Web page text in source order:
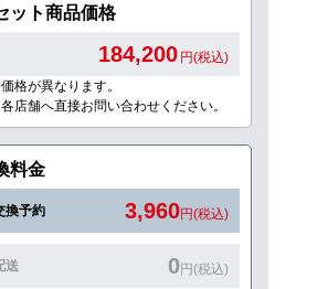
ット商品価格
184,200 円(税込)
格が異なります。
店舗へ直接お問い合わせください。
料金
換予約 3,960円(税込)
送 0円(税込)